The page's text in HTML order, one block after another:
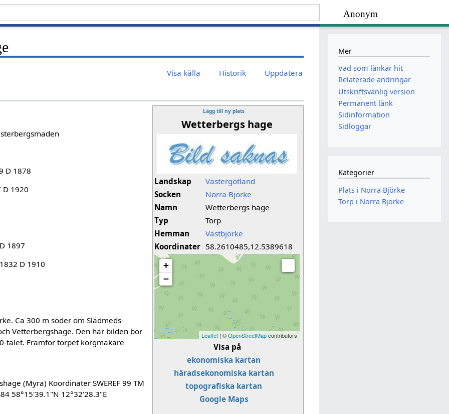
Anonym
Visa källa Historik Uppdatera
Lägg till ny plats
Wetterbergs hage
Landskap
Västergötland
Socken
Norra Björke
Namn
Wetterbergs hage
Typ
Torp
Hemman
Västbjörke
Koordinater 58.2610485,12.5389618
+
−
Leaflet| ©OpenStreetMapcontributors
Visa på
ekonomiska kartan
häradsekonomiska kartan
topografiska kartan
Google Maps
D 1878
D 1920
1897
D 1910
Ca 300 m söder om Slädmeds-
Vetterbergshage. Den här bilden bör
talet. Framför torpet korgmakare
(Myra) Koordinater SWEREF 99 TM
58°15'39.1"N 12°32'28.3"E
Mer
Vad som länkar hit
Relaterade ändringar
Utskriftsvänlig version
Permanent länk
Sidinformation
Sidloggar
Kategorier
Plats i Norra Björke
Torp i Norra Björke